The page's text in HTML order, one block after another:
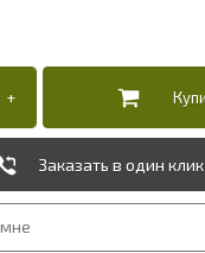
Заказать в один клик